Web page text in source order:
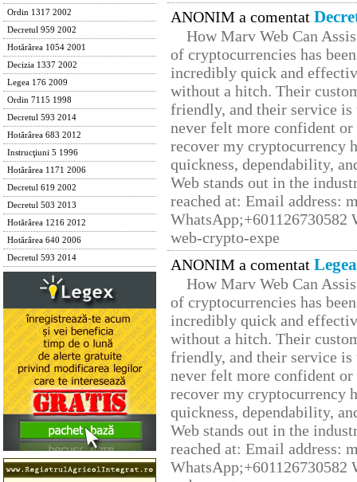
Ordin 1317 2002
Decretul 959 2002
Hotărârea 1054 2001
Decizia 1337 2002
Legea 176 2009
Ordin 7115 1998
Decretul 593 2014
Hotărârea 683 2012
Instrucţiuni 5 1996
Hotărârea 1171 2006
Decretul 619 2002
Decretul 503 2013
Hotărârea 1216 2012
Hotărârea 640 2006
Decretul 593 2014
ANONIM a comentat
How Marv Web Can
of cryptocurrencies has
incredibly quick and
without a hitch. Their
friendly, and their service
never felt more confident
recover my cryptocurrency
quickness, dependability,
Web stands out in the
reached at: Email address:
web-crypto-expe
ANONIM a comentat
How Marv Web Can
of cryptocurrencies has
incredibly quick and
without a hitch. Their
friendly, and their service
never felt more confident
recover my cryptocurrency
quickness, dependability,
Web stands out in the
reached at: Email address: